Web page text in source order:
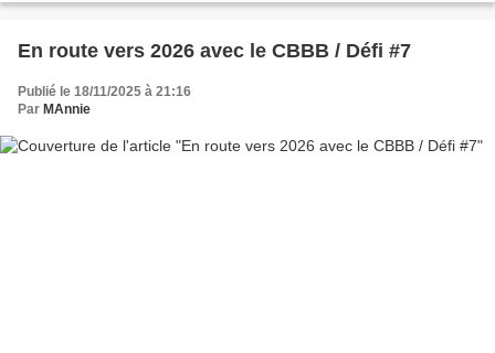
En route vers 2026 avec le CBBB / Défi #7
Publié le 18/11/2025 à 21:16
Par MAnnie